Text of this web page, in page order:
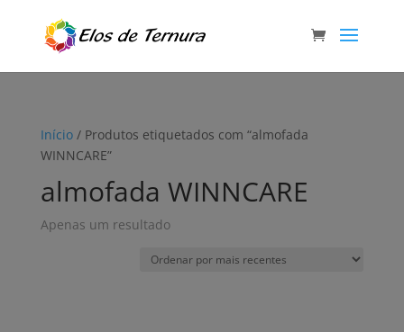
Início/ Produtos etiquetados com “almofada
WINNCARE”
almofada WINNCARE
Apenas um resultado